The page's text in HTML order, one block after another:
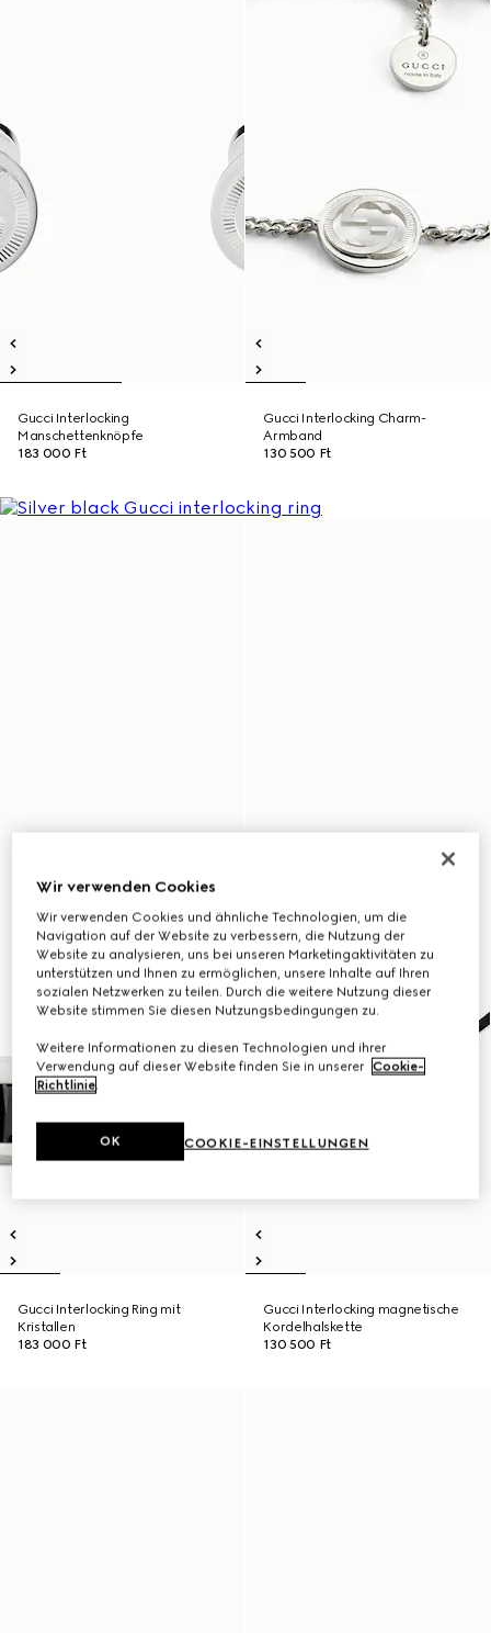
Gucci Interlocking
Manschettenknöpfe
183 000 Ft
Gucci Interlocking Charm-
Armband
130 500 Ft
Gucci Interlocking Ring mit
Kristallen
183 000 Ft
Gucci Interlocking magnetische
Kordelhalskette
130 500 Ft
Wir verwenden Cookies
Wir verwenden Cookies und ähnliche Technologien, um die
Navigation auf der Website zu verbessern, die Nutzung der
Website zu analysieren, uns bei unseren Marketingaktivitäten zu
unterstützen und Ihnen zu ermöglichen, unsere Inhalte auf Ihren
sozialen Netzwerken zu teilen. Durch die weitere Nutzung dieser
Website stimmen Sie diesen Nutzungsbedingungen zu.
Weitere Informationen zu diesen Technologien und ihrer
Verwendung auf dieser Website finden Sie in unserer Cookie-
Richtlinie.
COOKIE-EINSTELLUNGEN
OK